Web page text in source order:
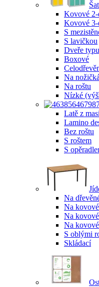
Kovové
Kovové
S
S lavičkou
Dveře
Boxové
Na
Na roštu
Nízké
Latě z
Lamino
Bez roštu
S roštem
S
Na
Na
Na
Na
S oblými
Skládací